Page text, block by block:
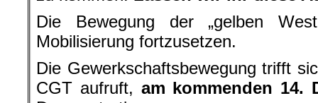
Anhebung des Mindestlohns
der Renten und des
Übernahme der Fahrtkosten
5,5% Mehrwertsteuer für